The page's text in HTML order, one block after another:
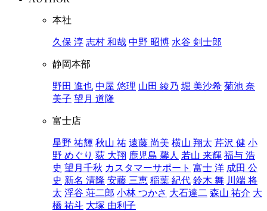
本社
久保 淳 志村 和哉 中野 昭博 水谷 剣士郎
静岡本部
野田 進也 中屋 悠理 山田 綾乃 堀 美沙希 菊池 奈
美子 望月 道隆
富士店
星野 祐輝 秋山 祐 遠藤 尚美 横山 翔太 芹沢 健 小
野 めぐり 荻 大翔 鹿児島 馨人 若山 来輝 福与 浩
史 望月千秋 カスタマーサポート 富士 洋 成田 公
史 新名 清隆 安藤 三恵 稲葉 紀代 鈴木 舞 川端 将
太 浮谷 荘二郎 小林 つかさ 大石達二 森山 祐介 大
橋 祐斗 大塚 由利子